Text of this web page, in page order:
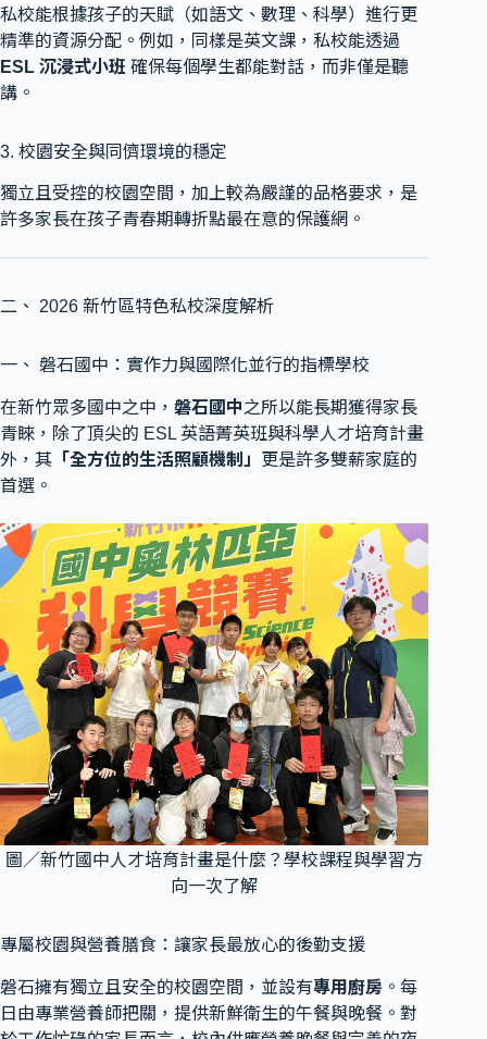
私校能根據孩子的天賦（如語文、數理、科學）進行更
精準的資源分配。例如，同樣是英文課，私校能透過
ESL 沉浸式小班 確保每個學生都能對話，而非僅是聽
講。
3. 校園安全與同儕環境的穩定
獨立且受控的校園空間，加上較為嚴謹的品格要求，是
許多家長在孩子青春期轉折點最在意的保護網。
二、 2026 新竹區特色私校深度解析
一、 磐石國中：實作力與國際化並行的指標學校
在新竹眾多國中之中， 磐石國中之所以能長期獲得家長
青睞，除了頂尖的 ESL 英語菁英班與科學人才培育計畫
外，其 「全方位的生活照顧機制」 更是許多雙薪家庭的
首選。
圖／新竹國中人才培育計畫是什麼？學校課程與學習方
向一次了解
專屬校園與營養膳食：讓家長最放心的後勤支援
磐石擁有獨立且安全的校園空間，並設有專用廚房 。每
日由專業營養師把關，提供新鮮衛生的午餐與晚餐。對